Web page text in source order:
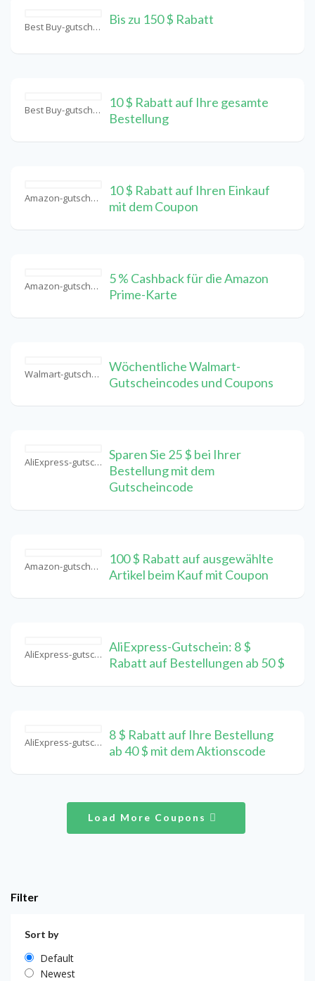
Best Buy-gutschein Coupons Bis zu 150 $ Rabatt
Best Buy-gutschein Coupons
10 $ Rabatt auf Ihre gesamte
Bestellung
Amazon-gutschein Coupons
10 $ Rabatt auf Ihren Einkauf
mit dem Coupon
Amazon-gutschein Coupons
5 % Cashback für die Amazon
Prime-Karte
Walmart-gutschein Coupons
Wöchentliche Walmart-
Gutscheincodes und Coupons
AliExpress-gutschein Coupons
Sparen Sie 25 $ bei Ihrer
Bestellung mit dem
Gutscheincode
Amazon-gutschein Coupons
100 $ Rabatt auf ausgewählte
Artikel beim Kauf mit Coupon
AliExpress-gutschein Coupons
AliExpress-Gutschein: 8 $
Rabatt auf Bestellungen ab 50 $
AliExpress-gutschein Coupons
8 $ Rabatt auf Ihre Bestellung
ab 40 $ mit dem Aktionscode
Load More Coupons
Filter
Sort by
Default
Newest